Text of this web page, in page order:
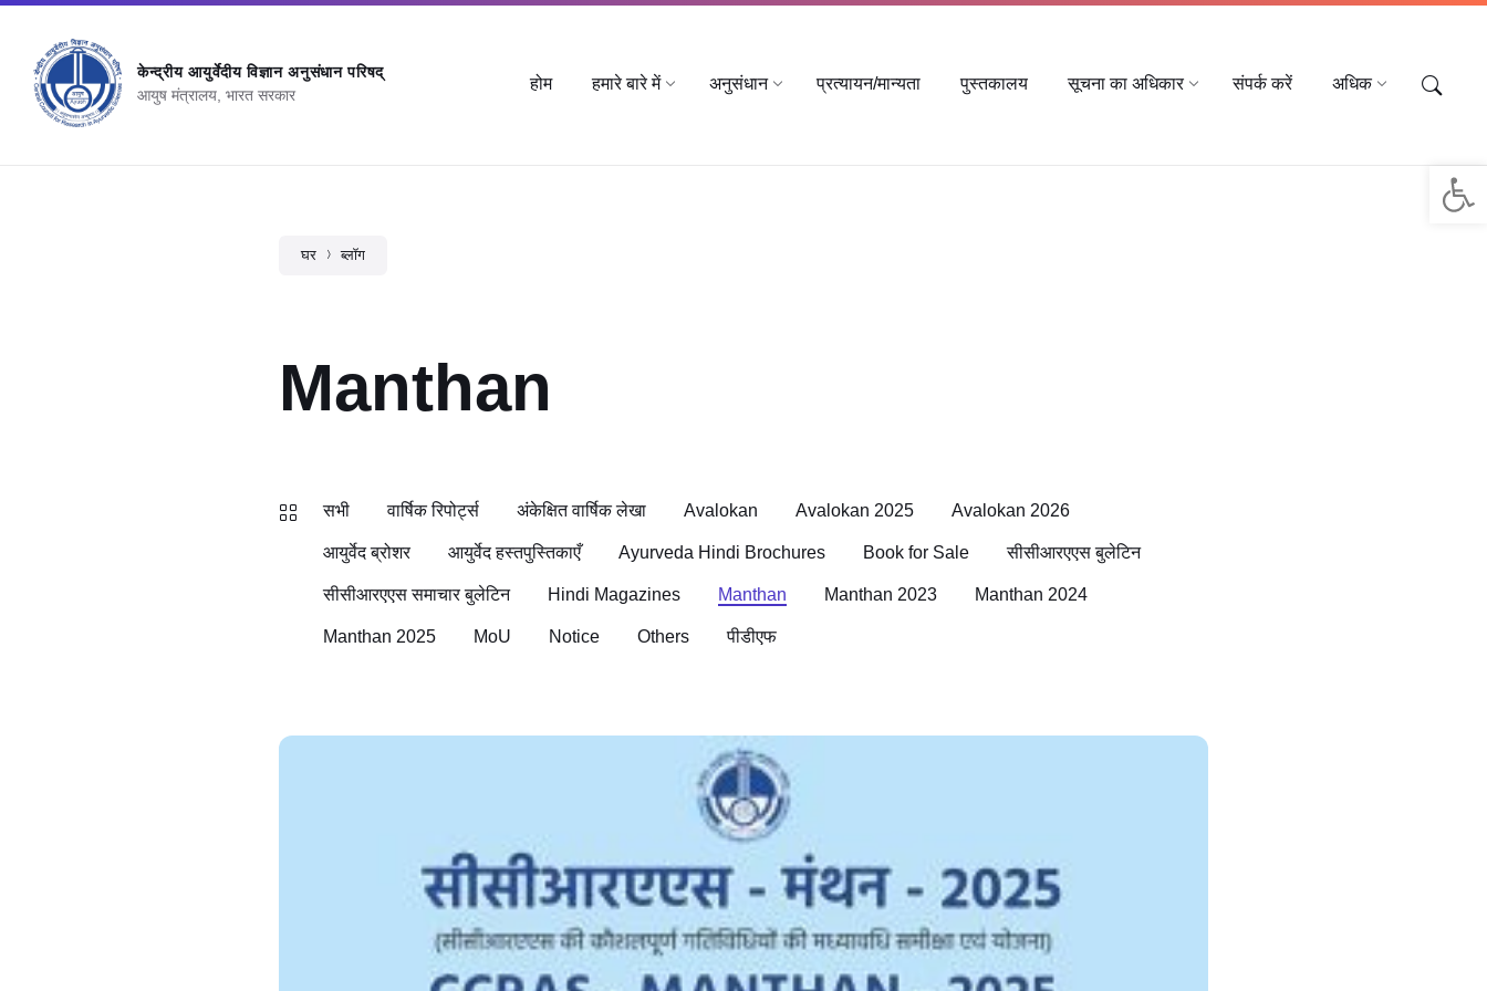
केन्‍द्रीय आयुर्वेदीय विज्ञान अनुसंधान परिषद्
आयुष मंत्रालय, भारत सरकार
होम हमारे बारे में अनुसंधान प्रत्यायन/मान्यता पुस्तकालय सूचना का अधिकार संपर्क करें अधिक
घर ब्लॉग
Manthan
सभी वार्षिक रिपोर्ट्स अंकेक्षित वार्षिक लेखा Avalokan Avalokan 2025 Avalokan 2026
आयुर्वेद ब्रोशर आयुर्वेद हस्तपुस्तिकाएँ Ayurveda Hindi Brochures Book for Sale सीसीआरएएस बुलेटिन
सीसीआरएएस समाचार बुलेटिन Hindi Magazines Manthan Manthan 2023 Manthan 2024
Manthan 2025 MoU Notice Others पीडीएफ